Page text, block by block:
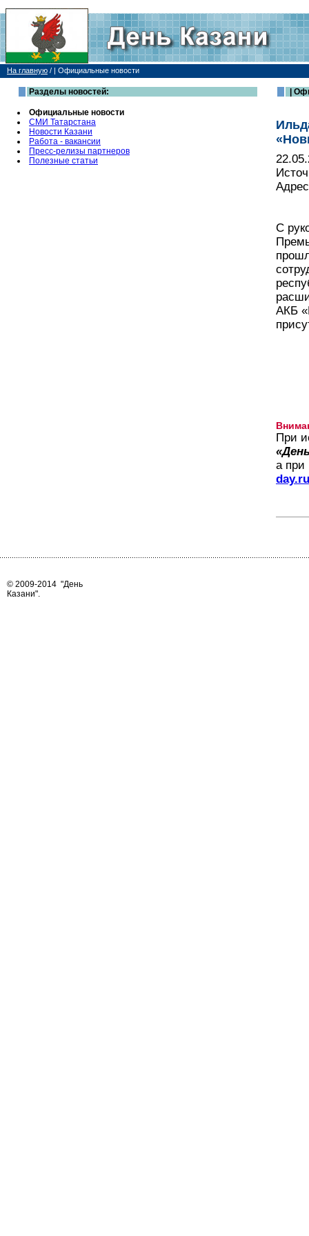
На главную / | Официальные новости
Разделы новостей:
Официальные новости
СМИ Татарстана
Новости Казани
Работа - вакансии
Пресс-релизы партнеров
Полезные статьи
|
С
АКБ
При
а при
day.ru
© 2009-2014 "День
Казани".